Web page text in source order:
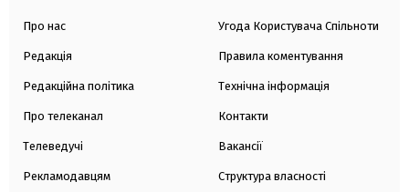
Про нас
Редакція
Редакційна політика
Про телеканал
Телеведучі
Рекламодавцям
Угода Користувача Спільноти
Правила коментування
Технічна інформація
Контакти
Вакансії
Структура власності